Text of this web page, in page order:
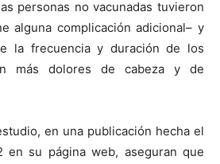
personas no vacunadas tuvieron
alguna complicación adicional– y
la frecuencia y duración de los
más dolores de cabeza y de
en una publicación hecha el
su página web, aseguran que